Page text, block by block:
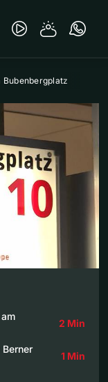
Bubenbergplatz
2 Min
1 Min